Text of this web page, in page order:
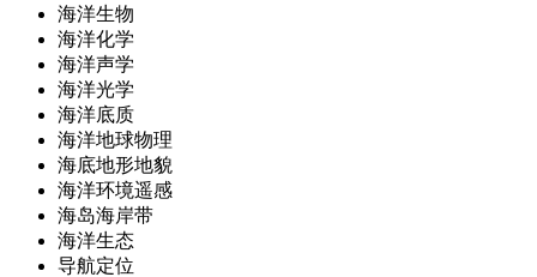
海洋生物
海洋化学
海洋声学
海洋光学
海洋底质
海洋地球物理
海底地形地貌
海洋环境遥感
海岛海岸带
海洋生态
导航定位